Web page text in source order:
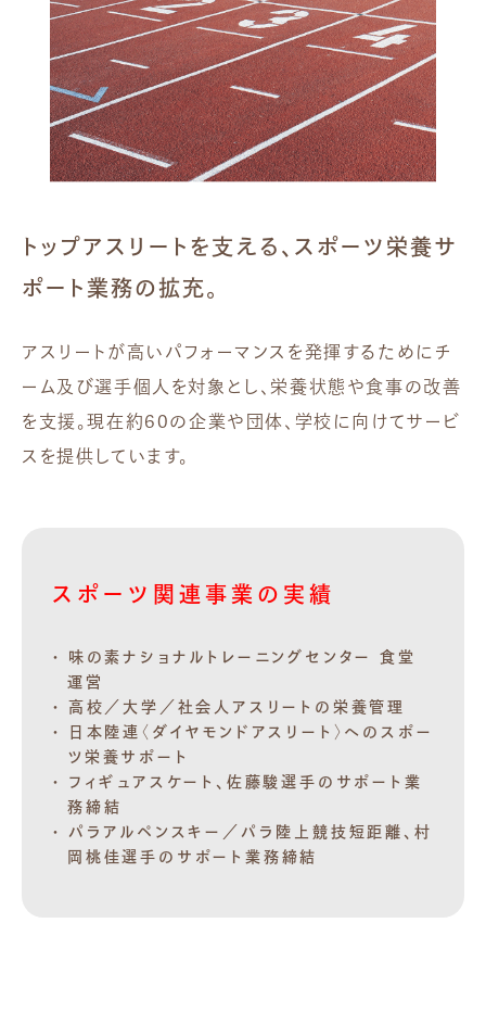
トップアスリートを支える、スポーツ栄養サ
ポート業務の拡充。
アスリートが高いパフォーマンスを発揮するためにチ
ーム及び選手個人を対象とし、栄養状態や食事の改善
を支援。現在約60の企業や団体、学校に向けてサービ
スを提供しています。
スポーツ関連事業の実績
味の素ナショナルトレーニングセンター 食堂
運営
高校／大学／社会人アスリートの栄養管理
日本陸連〈ダイヤモンドアスリート〉へのスポー
ツ栄養サポート
フィギュアスケート、佐藤駿選手のサポート業
務締結
パラアルペンスキー／パラ陸上競技短距離、村
岡桃佳選手のサポート業務締結